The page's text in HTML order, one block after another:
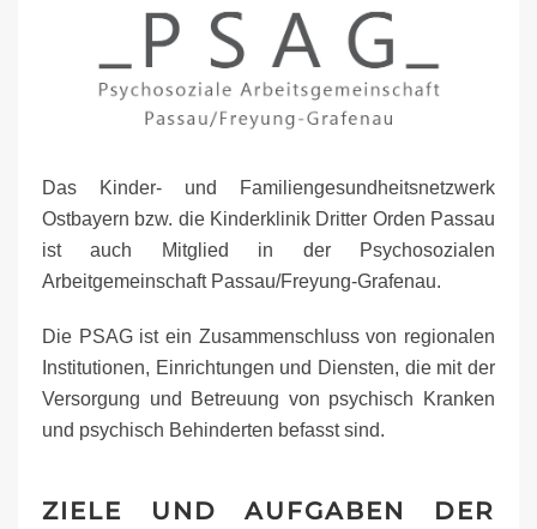
Das Kinder- und Familiengesundheitsnetzwerk
Ostbayern bzw. die Kinderklinik Dritter Orden Passau
ist auch Mitglied in der Psychosozialen
Arbeitgemeinschaft Passau/Freyung-Grafenau.
Die PSAG ist ein Zusammenschluss von regionalen
Institutionen, Einrichtungen und Diensten, die mit der
Versorgung und Betreuung von psychisch Kranken
und psychisch Behinderten befasst sind.
ZIELE UND AUFGABEN DER